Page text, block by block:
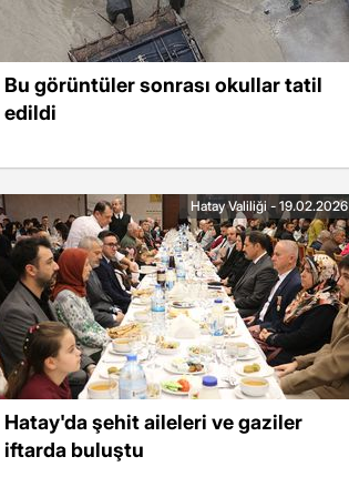
Bu görüntüler sonrası okullar tatil
edildi
Hatay'da şehit aileleri ve gaziler
iftarda buluştu
Hatay Valiliği - 19.02.2026